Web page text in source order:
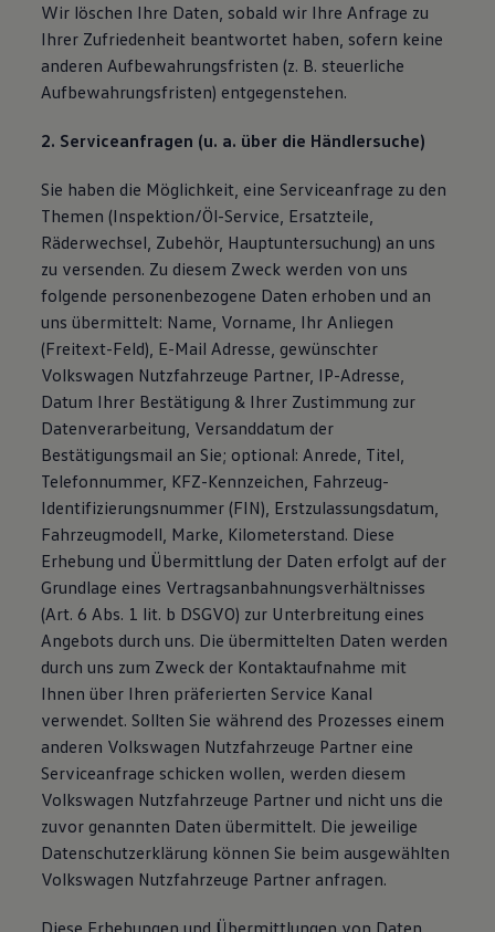
Wir löschen Ihre Daten, sobald wir Ihre Anfrage zu
Ihrer Zufriedenheit beantwortet haben, sofern keine
anderen Aufbewahrungsfristen (z. B. steuerliche
Aufbewahrungsfristen) entgegenstehen.
2. Serviceanfragen (u. a. über die Händlersuche)
Sie haben die Möglichkeit, eine Serviceanfrage zu den
Themen (Inspektion/Öl-Service, Ersatzteile,
Räderwechsel, Zubehör, Hauptuntersuchung) an uns
zu versenden. Zu diesem Zweck werden von uns
folgende personenbezogene Daten erhoben und an
uns übermittelt: Name, Vorname, Ihr Anliegen
(Freitext-Feld), E-Mail Adresse, gewünschter
Volkswagen Nutzfahrzeuge Partner, IP-Adresse,
Datum Ihrer Bestätigung & Ihrer Zustimmung zur
Datenverarbeitung, Versanddatum der
Bestätigungsmail an Sie; optional: Anrede, Titel,
Telefonnummer, KFZ-Kennzeichen, Fahrzeug-
Identifizierungsnummer (FIN), Erstzulassungsdatum,
Fahrzeugmodell, Marke, Kilometerstand. Diese
Erhebung und Übermittlung der Daten erfolgt auf der
Grundlage eines Vertragsanbahnungsverhältnisses
(Art. 6 Abs. 1 lit. b DSGVO) zur Unterbreitung eines
Angebots durch uns. Die übermittelten Daten werden
durch uns zum Zweck der Kontaktaufnahme mit
Ihnen über Ihren präferierten Service Kanal
verwendet. Sollten Sie während des Prozesses einem
anderen Volkswagen Nutzfahrzeuge Partner eine
Serviceanfrage schicken wollen, werden diesem
Volkswagen Nutzfahrzeuge Partner und nicht uns die
zuvor genannten Daten übermittelt. Die jeweilige
Datenschutzerklärung können Sie beim ausgewählten
Volkswagen Nutzfahrzeuge Partner anfragen.
Diese Erhebungen und Übermittlungen von Daten,